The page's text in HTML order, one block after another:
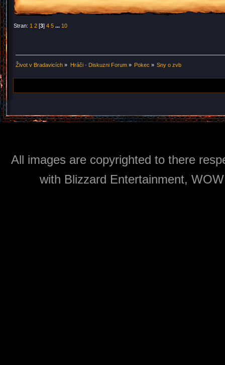
Stran: 1 2 [3]4 5 ... 10
Život v Bradavicích » Hráči - Diskuzni Forum» Pokec » Sny o zvb
All images are copyrighted to there
with Blizzard Entertainment,